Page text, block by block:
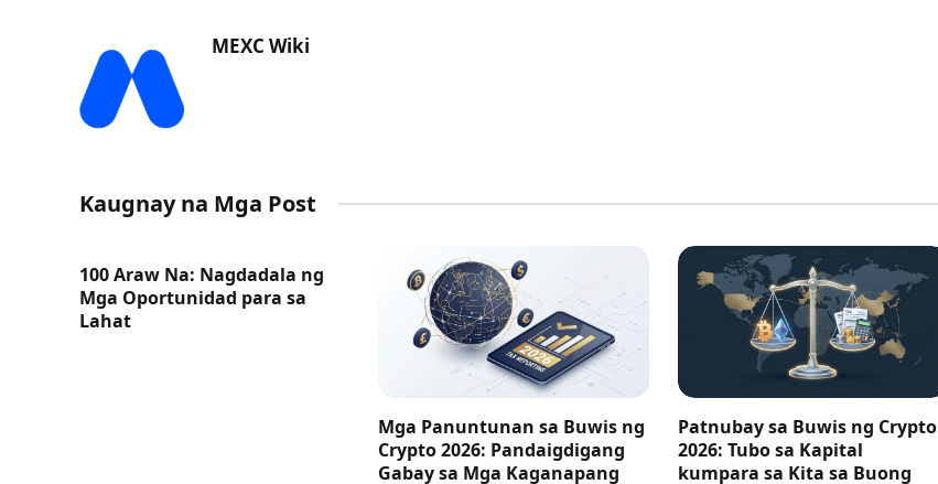
MEXC Wiki
Kaugnay na Mga Post
100 Araw Na: Nagdadala ng
Mga Oportunidad para sa
Lahat
Mga Panuntunan sa Buwis ng
Crypto 2026: Pandaigdigang
Gabay sa Mga Kaganapang
Patnubay sa Buwis ng Crypto
2026: Tubo sa Kapital
kumpara sa Kita sa Buong